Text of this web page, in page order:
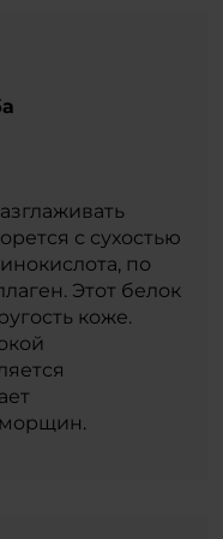
с сухостью
по
Этот белок
коже.
морщин.